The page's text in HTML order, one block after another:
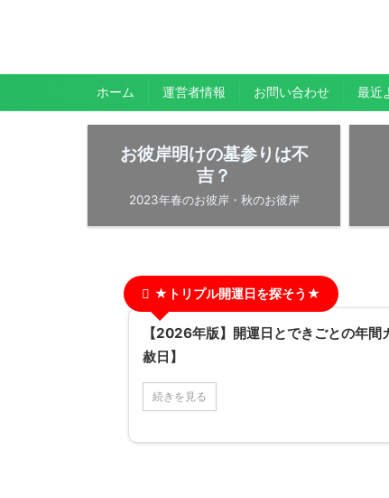
ホーム 運営者情報 お問い合わせ 最近
お彼岸明けの墓参りは不
吉？
2023年春のお彼岸・秋のお彼岸
★トリプル開運日を探そう★
【2026年版】開運日とできごとの年
赦日】
続きを見る